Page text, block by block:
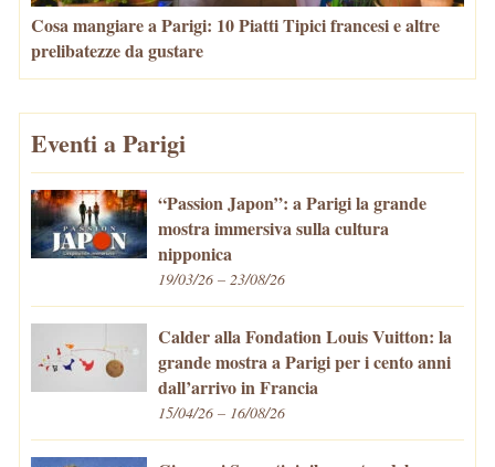
Cosa mangiare a Parigi: 10 Piatti Tipici francesi e altre
prelibatezze da gustare
Eventi a Parigi
“Passion Japon”: a Parigi la grande
mostra immersiva sulla cultura
nipponica
19/03/26 – 23/08/26
Calder alla Fondation Louis Vuitton: la
grande mostra a Parigi per i cento anni
dall’arrivo in Francia
15/04/26 – 16/08/26